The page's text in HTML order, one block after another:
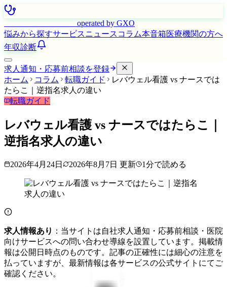
operated by GXO
悩みから探すサービスニュース コラム本音箱医療機関の方へ
年収診断
求人通知・応募前相談を登録
ホーム
コラム 転職ガイド
レバウェル看護 vs ナースでは
たらこ｜逆指名求人の違い
転職ガイド
レバウェル看護 vs ナースではたらこ｜
逆指名求人の違い
2026年4月24日 2026年8月7日 更新 1分で読める
求人情報あり ：当サイトは自社求人通知・応募前相談・医院
向けサービスへの問い合わせ導線を設置しています。掲載情
報は公開日時点のものです。記事の正確性には細心の注意を
払っていますが、最新情報は各サービスの公式サイトにてご
確認ください。